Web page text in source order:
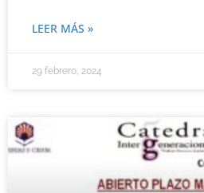
LEER MÁS »
29 febrero, 2024